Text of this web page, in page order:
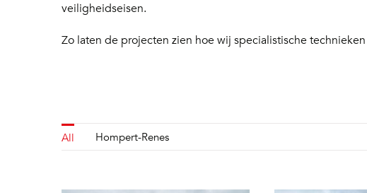
veiligheidseisen.
Zo laten de projecten zien hoe wij specialistische
All Hompert-Renes